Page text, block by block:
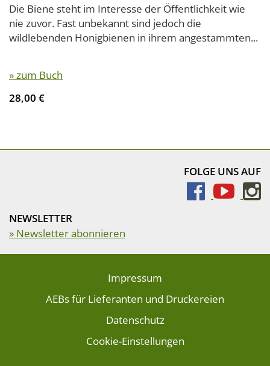
Die Biene steht im Interesse der Öffentlichkeit wie
nie zuvor. Fast unbekannt sind jedoch die
wildlebenden Honigbienen in ihrem angestammten...
» zum Buch
28,00 €
FOLGE UNS AUF
NEWSLETTER
» Newsletter abonnieren
Impressum
AEBs für Lieferanten und Druckereien
Datenschutz
Cookie-Einstellungen